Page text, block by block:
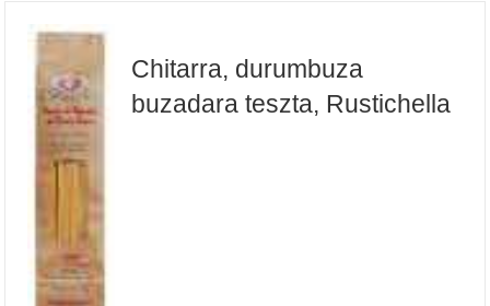
Chitarra, durumbuza
buzadara teszta, Rustichella